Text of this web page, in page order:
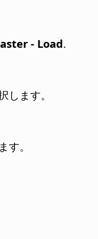
- Load.
します。
す。